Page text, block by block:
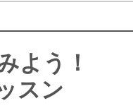
などを応用
よう！
スン